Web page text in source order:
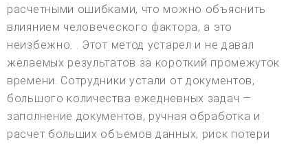
расчетными ошибками, что можно объяснить
влиянием человеческого фактора, а это
неизбежно. . Этот метод устарел и не давал
желаемых результатов за короткий промежуток
времени. Сотрудники устали от документов,
большого количества ежедневных задач —
заполнение документов, ручная обработка и
расчет больших объемов данных, риск потери